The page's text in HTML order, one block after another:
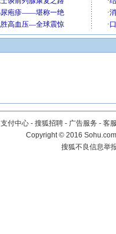
支付中心 - 搜狐招聘 - 广告服务 - 客
Copyright©2016
搜狐不良信息举